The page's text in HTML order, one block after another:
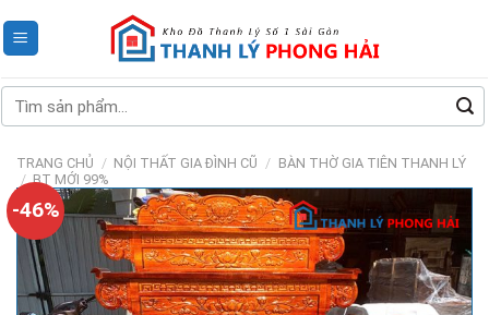
to
Tìm
kiếm:
TRANG CHỦ / NỘI THẤT GIA ĐÌNH CŨ / BÀN THỜ GIA TIÊN THANH LÝ
/ BT MỚI 99%
-46%